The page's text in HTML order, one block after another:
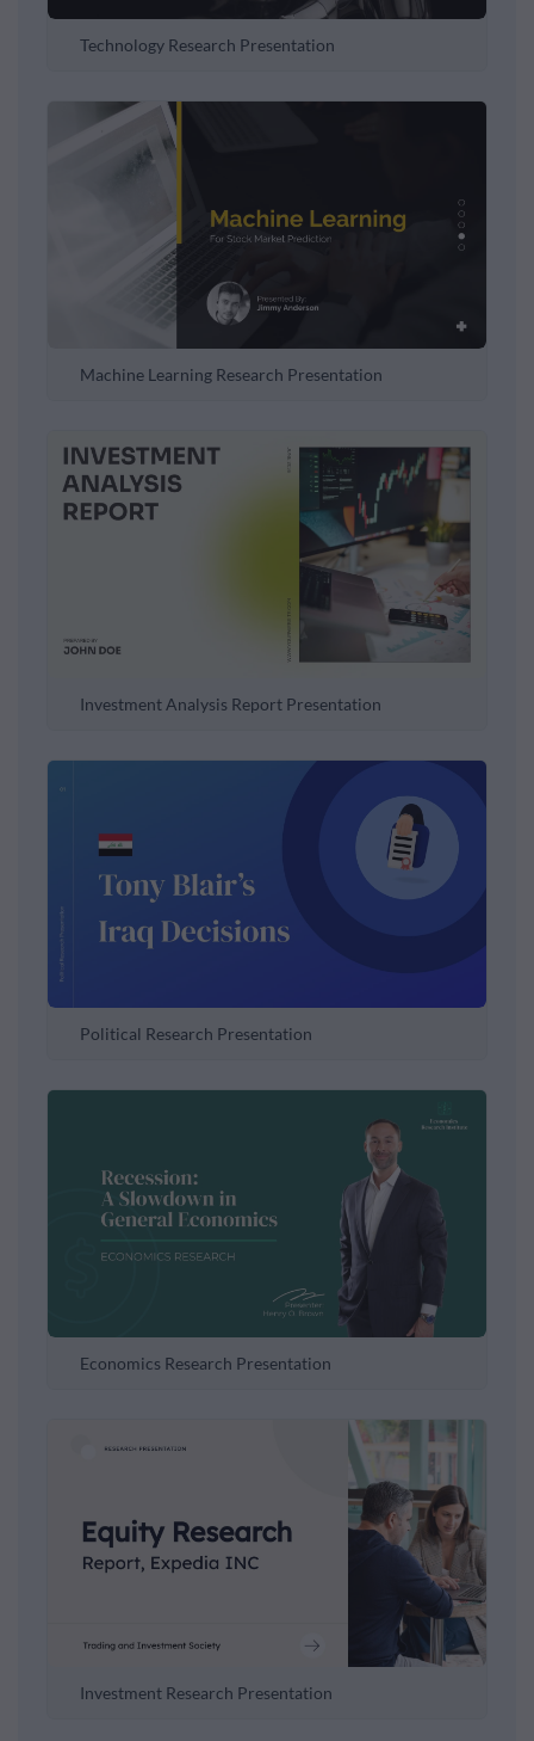
Technology Research Presentation
Machine Learning Research Presentation
Investment Analysis Report Presentation
Political Research Presentation
Economics Research Presentation
Investment Research Presentation